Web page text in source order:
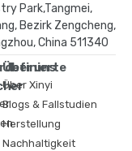
Park,Tangmei,
Bezirk Zengcheng,
China 511340
Über uns
Über Xinyi
Blogs & Fallstudien
Herstellung
Nachhaltigkeit